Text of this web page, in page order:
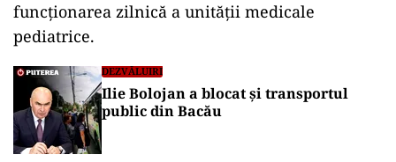
funcționarea zilnică a unității medicale
pediatrice.
DEZVĂLUIRI
Ilie Bolojan a blocat și transportul
public din Bacău